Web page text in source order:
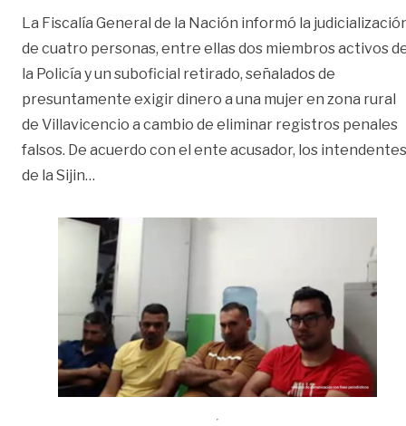
La Fiscalía General de la Nación informó la
de cuatro personas, entre ellas dos miembros activos
la Policía y un suboficial retirado, señalados de
presuntamente exigir dinero a una mujer en zona rural
de Villavicencio a cambio de eliminar registros penales
falsos. De acuerdo con el ente acusador, los intendentes
de la Sijin…